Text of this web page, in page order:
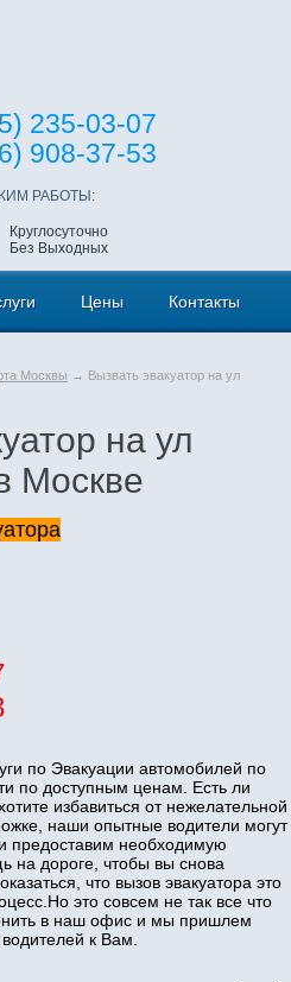
235-03-07
908-37-53
РАБОТЫ:
Круглосуточно
Без Выходных
Цены Контакты
Москвы → Вызвать эвакуатор на ул
на ул
Москве
по Эвакуации автомобилей по
по доступным ценам. Есть ли
избавиться от нежелательной
наши опытные водители могут
предоставим необходимую
на дороге, чтобы вы снова
что вызов эвакуатора это
это совсем не так все что
в наш офис и мы пришлем
к Вам.